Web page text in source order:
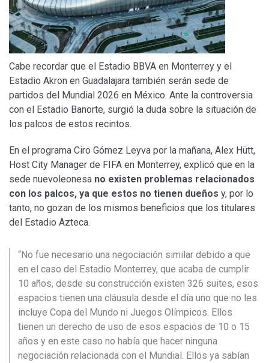
Cabe recordar que el Estadio BBVA en Monterrey y el
Estadio Akron en Guadalajara también serán sede de
partidos del Mundial 2026 en México. Ante la controversia
con el Estadio Banorte, surgió la duda sobre la situación de
los palcos de estos recintos.
En el programa Ciro Gómez Leyva por la mañana, Alex Hütt,
Host City Manager de FIFA en Monterrey, explicó que en la
sede nuevoleonesa no existen problemas relacionados
con los palcos, ya que estos no tienen dueños y, por lo
tanto, no gozan de los mismos beneficios que los titulares
del Estadio Azteca.
“No fue necesario una negociación similar debido a que
en el caso del Estadio Monterrey, que acaba de cumplir
10 años, desde su construcción existen 326 suites, esos
espacios tienen una cláusula desde el día uno que no les
incluye Copa del Mundo ni Juegos Olímpicos. Ellos
tienen un derecho de uso de esos espacios de 10 o 15
años y en este caso no había que hacer ninguna
negociación relacionada con el Mundial. Ellos ya sabían